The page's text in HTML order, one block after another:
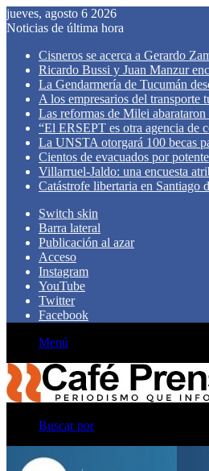
jueves, agosto 6 2026
Noticias de última hora
Cisneros se acerca a Gerardo
Ricardo Bussi y Juan Manzur
La Gendarmería de Tucumán
A los empresarios del transporte
Las reformas de Milei
“El ERSEPT es otra agencia de
La UNSTA otorgará 100 becas
Cientos de evacuados por
Villarruel-Jaldo: una encuesta
Catástrofe libertaria en Santiago
Switch skin
Barra lateral
Publicación al azar
Acceso
Instagram
YouTube
Twitter
Facebook
Menú
Buscar por